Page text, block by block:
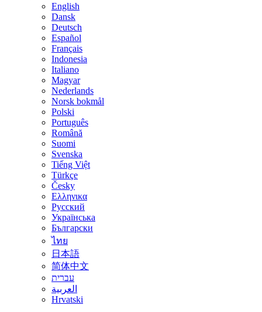
English
Dansk
Deutsch
Español
Français
Indonesia
Italiano
Magyar
Nederlands
Norsk bokmål
Polski
Português
Română
Suomi
Svenska
Tiếng Việt
Türkçe
Česky
Ελληνικα
Русский
Українська
Български
ไทย
日本語
简体中文
עברית
العربية
Hrvatski